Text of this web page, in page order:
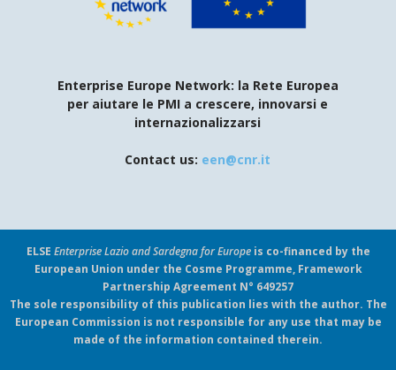
Enterprise Europe Network: la Rete Europea
per aiutare le PMI a crescere, innovarsi e
internazionalizzarsi
Contact us: een@cnr.it
ELSE Enterprise Lazio and Sardegna for Europeis co-financed by the
European Union under the Cosme Programme, Framework
Partnership Agreement N° 649257
The sole responsibility of this publication lies with the author. The
European Commission is not responsible for any use that may be
made of the information contained therein.